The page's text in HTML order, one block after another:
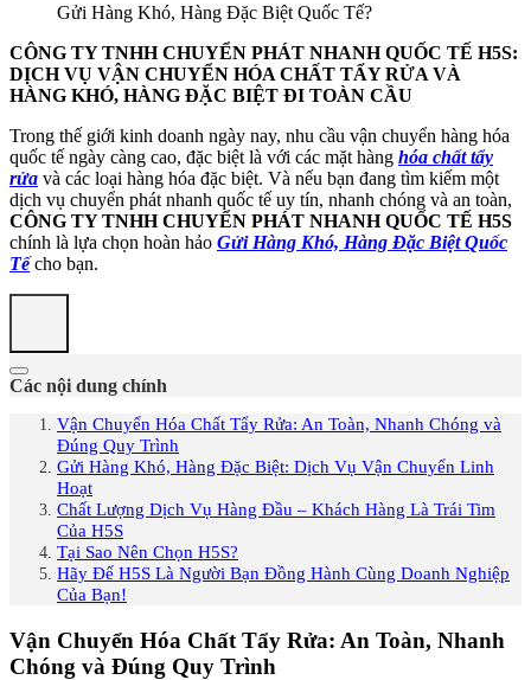
Gửi Hàng Khó, Hàng Đặc Biệt Quốc Tế?
CÔNG TY TNHH CHUYỂN PHÁT NHANH QUỐC TẾ H5S:
DỊCH VỤ VẬN CHUYỂN HÓA CHẤT TẨY RỬA VÀ
HÀNG KHÓ, HÀNG ĐẶC BIỆT ĐI TOÀN CẦU
Trong thế giới kinh doanh ngày nay, nhu cầu vận chuyển hàng hóa
quốc tế ngày càng cao, đặc biệt là với các mặt hàng hóa chất tẩy
rửa và các loại hàng hóa đặc biệt. Và nếu bạn đang tìm kiếm một
dịch vụ chuyển phát nhanh quốc tế uy tín, nhanh chóng và an toàn,
CÔNG TY TNHH CHUYỂN PHÁT NHANH QUỐC TẾ H5S
chính là lựa chọn hoàn hảo Gửi Hàng Khó, Hàng Đặc Biệt Quốc
Tếcho bạn.
Các nội dung chính
Vận Chuyển Hóa Chất Tẩy Rửa: An Toàn, Nhanh Chóng và
Đúng Quy Trình
Gửi Hàng Khó, Hàng Đặc Biệt: Dịch Vụ Vận Chuyển Linh
Hoạt
Chất Lượng Dịch Vụ Hàng Đầu – Khách Hàng Là Trái Tim
Của H5S
Tại Sao Nên Chọn H5S?
Hãy Để H5S Là Người Bạn Đồng Hành Cùng Doanh Nghiệp
Của Bạn!
Vận Chuyển Hóa Chất Tẩy Rửa: An Toàn, Nhanh
Chóng và Đúng Quy Trình